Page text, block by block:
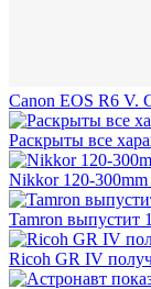
Canon EOS R6 V.
Раскрыты все
Nikkor 120-300mm
Tamron выпустит
Ricoh GR IV